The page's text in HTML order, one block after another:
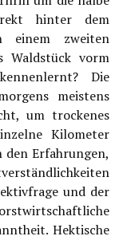
hinter dem
einem zweiten
Waldstück vorm
Die
meistens
um trockenes
Kilometer
Erfahrungen,
und der
Hektische